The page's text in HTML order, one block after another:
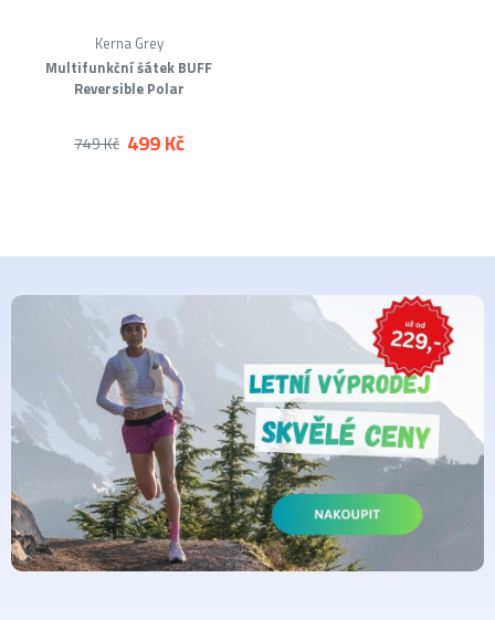
Multifunkční šátek BUFF
Reversible Polar
Kerna Grey
499 Kč
749 Kč